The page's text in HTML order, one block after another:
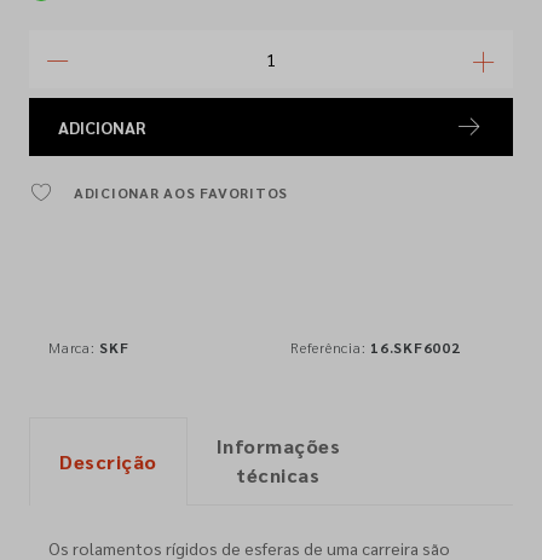
ADICIONAR
ADICIONAR AOS FAVORITOS
Marca: SKF Referência: 16.SKF6002
Descrição
Informações
técnicas
Os rolamentos rígidos de esferas de uma carreira são